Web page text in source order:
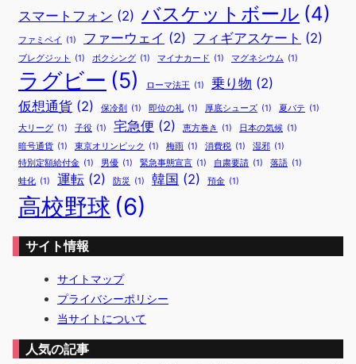
スマートフォン (2) バスケットボール (4)
ファミペイ (1) ファーウェイ (2) フィギアスケート (2)
ブレグジット (1) ボクシング (1) マイナカード (1) マグネシウム (1)
ラグビー (5) ローマ法王 (1) 乗り物 (2)
仮想通貨 (2) 保冷剤 (1) 即位の礼 (1) 厚底シューズ (1) 夏バテ (1)
大リーグ (1) 子役 (1) 宅急便 (2) 恵方巻き (1) 日本の気候 (1)
暗号通貨 (1) 東京オリンピック (1) 梅雨 (1) 消費税 (1) 湿邪 (1)
特別定額給付金 (1) 男優 (1) 緊急事態宣言 (1) 自粛要請 (1) 落語 (1)
蛙化 (1) 運転 (2) 防災 (1) 韓国 (2) 預金 (1)
高校野球 (6)
サイト情報
サイトマップ
プライバシーポリシー
当サイトについて
人気の記事